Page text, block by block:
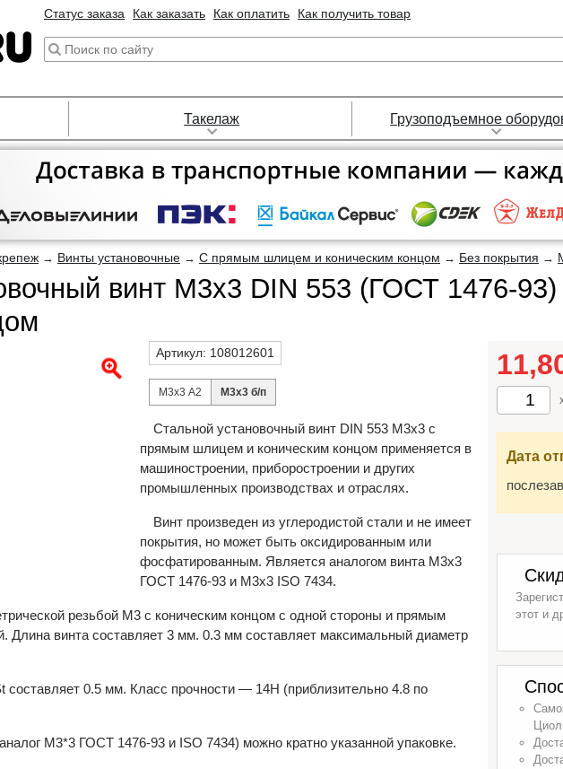
Статус заказа Как заказать Как оплатить Как получить товар
Такелаж Грузоподъемное
→ Винты установочные → С прямым шлицем и коническим концом → Без покрытия →
винт М3х3 DIN 553 (ГОСТ 1476-
Артикул: 108012601
М3х3 А2 М3х3 б/п
Стальной установочный винт DIN 553 М3х3 с
прямым шлицем и коническим концом применяется в
машиностроении, приборостроении и других
промышленных производствах и отраслях.
Винт произведен из углеродистой стали и не имеет
покрытия, но может быть оксидированным или
фосфатированным. Является аналогом винта М3х3
ГОСТ 1476-93 и М3х3 ISO 7434.
резьбой М3 с коническим концом с одной стороны и прямым
Длина винта составляет 3 мм. 0.3 мм составляет максимальный диаметр
составляет 0.5 мм. Класс прочности — 14H (приблизительно 4.8 по
М3*3 ГОСТ 1476-93 и ISO 7434) можно кратно указанной упаковке.
Дата
этот и